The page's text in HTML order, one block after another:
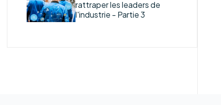
rattraper les leaders de
l'industrie - Partie 3